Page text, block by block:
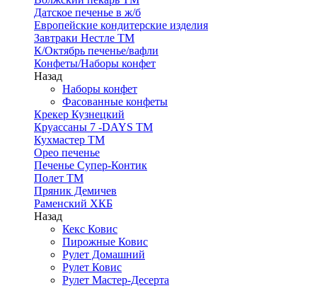
Датское печенье в ж/б
Европейские кондитерские изделия
Завтраки Нестле ТМ
К/Октябрь печенье/вафли
Конфеты/Наборы конфет
Назад
Наборы конфет
Фасованные конфеты
Крекер Кузнецкий
Круассаны 7 -DAYS ТМ
Кухмастер ТМ
Орео печенье
Печенье Супер-Контик
Полет ТМ
Пряник Демичев
Раменский ХКБ
Назад
Кекс Ковис
Пирожные Ковис
Рулет Домашний
Рулет Ковис
Рулет Мастер-Десерта